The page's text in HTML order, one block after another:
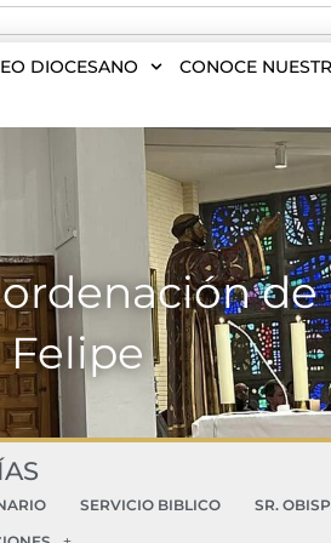
DIOCESANO CONOCE
de
Felipe
SERVICIO BIBLICO SR.